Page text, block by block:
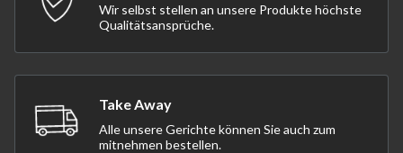
Wir selbst stellen an unsere Produkte höchste
Qualitätsansprüche.
Take Away
Alle unsere Gerichte können Sie auch zum
mitnehmen bestellen.